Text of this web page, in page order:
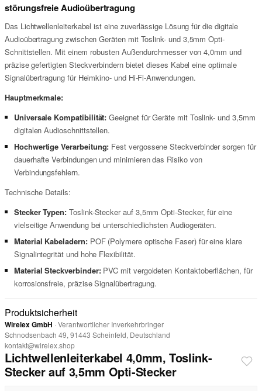
störungsfreie Audioübertragung
Das Lichtwellenleiterkabel ist eine zuverlässige Lösung für die digitale
Audioübertragung zwischen Geräten mit Toslink- und 3,5mm Opti-
Schnittstellen. Mit einem robusten Außendurchmesser von 4,0mm und
präzise gefertigten Steckverbindern bietet dieses Kabel eine optimale
Signalübertragung für Heimkino- und Hi-Fi-Anwendungen.
Hauptmerkmale:
Universale Kompatibilität: Geeignet für Geräte mit Toslink- und 3,5mm
digitalen Audioschnittstellen.
Hochwertige Verarbeitung: Fest vergossene Steckverbinder sorgen für
dauerhafte Verbindungen und minimieren das Risiko von
Verbindungsfehlern.
Technische Details:
Stecker Typen: Toslink-Stecker auf 3,5mm Opti-Stecker, für eine
vielseitige Anwendung bei unterschiedlichsten Audiogeräten.
Material Kabeladern:POF (Polymere optische Faser) für eine klare
Signalintegrität und hohe Flexibilität.
Material Steckverbinder:PVC mit vergoldeten Kontaktoberflächen, für
korrosionsfreie, präzise Signalübertragung.
Produktsicherheit
Wirelex GmbH · Verantwortlicher Inverkehrbringer
Schnodsenbach 49, 91443 Scheinfeld, Deutschland
kontakt@wirelex.shop
Lichtwellenleiterkabel 4,0mm, Toslink-
Stecker auf 3,5mm Opti-Stecker